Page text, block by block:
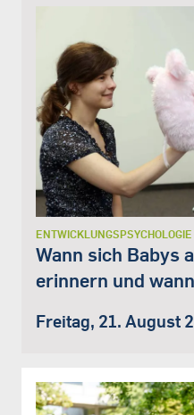
ENTWICKLUNGSPSYCHOLOGIE
Wann sich Babys
erinnern und
Freitag, 21. August